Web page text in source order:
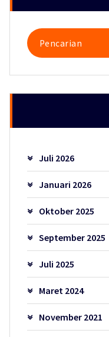
Pencarian
untuk:
Juli 2026
Januari 2026
Oktober 2025
September 2025
Juli 2025
Maret 2024
November 2021